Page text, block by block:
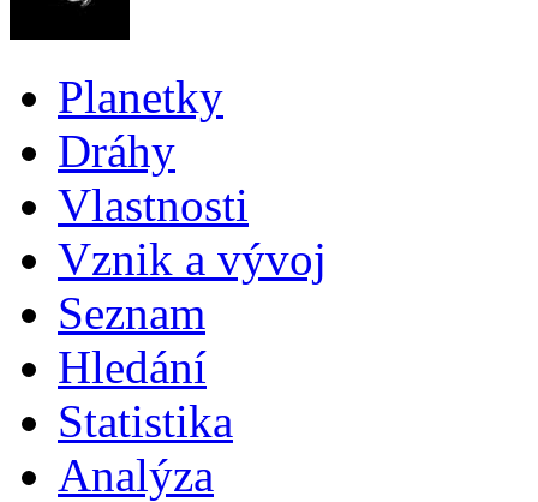
Planetky
Dráhy
Vlastnosti
Vznik a vývoj
Seznam
Hledání
Statistika
Analýza